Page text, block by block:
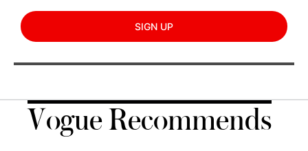
SIGN UP
Vogue Recommends